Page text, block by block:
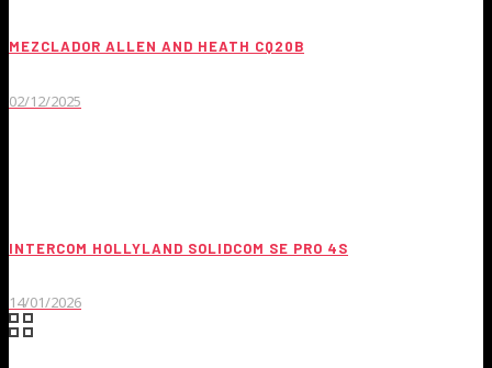
MEZCLADOR ALLEN AND HEATH CQ20B
02/12/2025
INTERCOM HOLLYLAND SOLIDCOM SE PRO 4S
14/01/2026